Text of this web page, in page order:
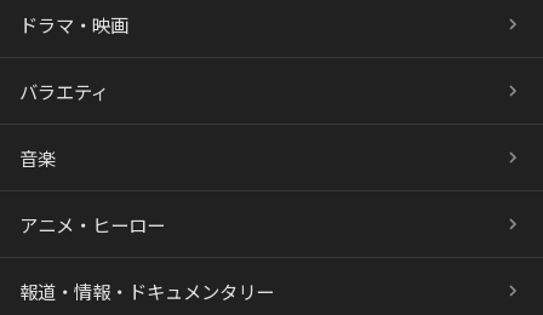
ドラマ・映画
バラエティ
音楽
アニメ・ヒーロー
報道・情報・ドキュメンタリー